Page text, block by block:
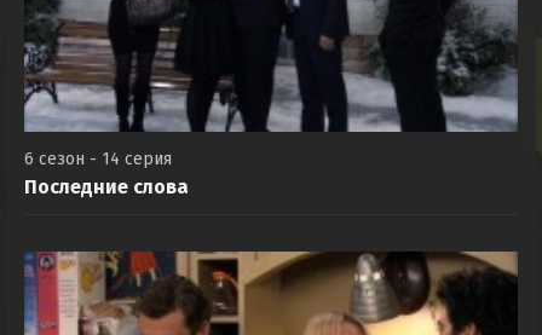
6 сезон - 14 серия
Последние слова